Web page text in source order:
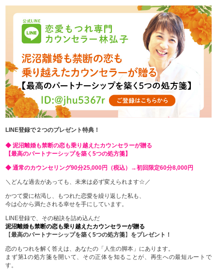
LINE登録で２つのプレゼント特典！
◆ 泥沼離婚も禁断の恋も乗り越えたカウンセラーが贈る
【最高のパートナーシップを築く5つの処方箋】
◆ 通常のカウンセリング90分25,000円（税込）→初回限定60分8,000円
＼どんな過去があっても、未来は必ず変えられます☆／
かつて愛に枯渇し、もつれた恋愛を繰り返した私も、
今は心から満たされる幸せを手にしています。
LINE登録で、その秘訣を詰め込んだ
泥沼離婚も禁断の恋も乗り越えたカウンセラーが贈る
【最高のパートナーシップを築く5つの処方箋】 をプレゼント！
恋のもつれを解く答えは、あなたの「人生の脚本」にあります。
まず第1の処方箋を開いて、その正体を知ることが、再生への最短ルートで
す。